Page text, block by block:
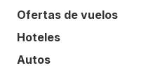
Ofertas de vuelos
Hoteles
Autos